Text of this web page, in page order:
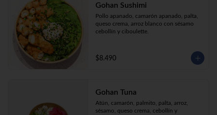
Gohan Sushimi
Pollo apanado, camarón apanado, palta,
queso crema, arroz blanco con sésamo
cebollín y ciboulette.
$8.490
Gohan Tuna
Atún, camarón, palmito, palta, arroz,
sésamo, queso crema, cebollín y